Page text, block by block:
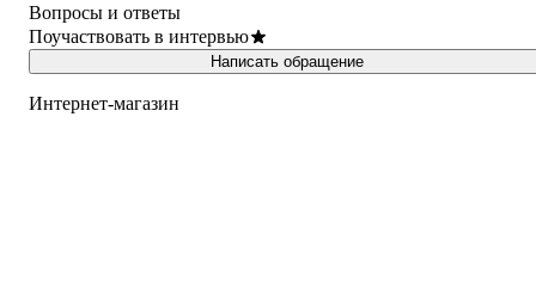
Вопросы и ответы
Поучаствовать в интервью
Написать обращение
Интернет-магазин